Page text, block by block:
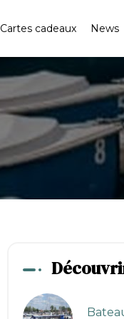
Cartes cadeaux News